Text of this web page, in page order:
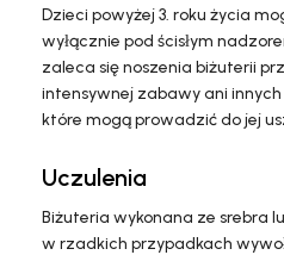
Dzieci powyżej 3. roku życia
wyłącznie pod ścisłym
zaleca się noszenia biżuterii
intensywnej zabawy ani
które mogą prowadzić do jej
Uczulenia
Biżuteria wykonana ze srebra
w rzadkich przypadkach